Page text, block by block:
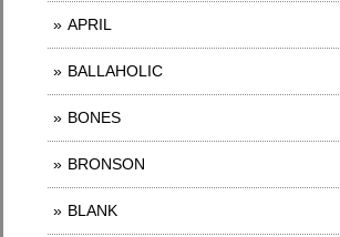
APRIL
BALLAHOLIC
BONES
BRONSON
BLANK